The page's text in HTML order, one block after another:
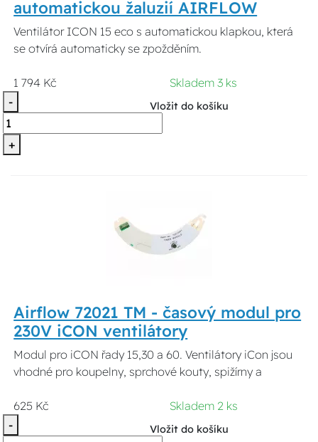
automatickou žaluzií AIRFLOW
Ventilátor ICON 15 eco s automatickou klapkou, která
se otvírá automaticky se zpožděním.
1 794 Kč
Skladem 3 ks
-
+
Vložit do košíku
Airflow 72021 TM - časový modul pro
230V iCON ventilátory
Modul pro iCON řady 15,30 a 60. Ventilátory iCon jsou
vhodné pro koupelny, sprchové kouty, spižírny a
625 Kč
Skladem 2 ks
-
Vložit do košíku